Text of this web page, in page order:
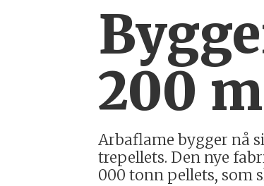
200
Arbaflame bygger nå
trepellets. Den nye
000 tonn pellets, som